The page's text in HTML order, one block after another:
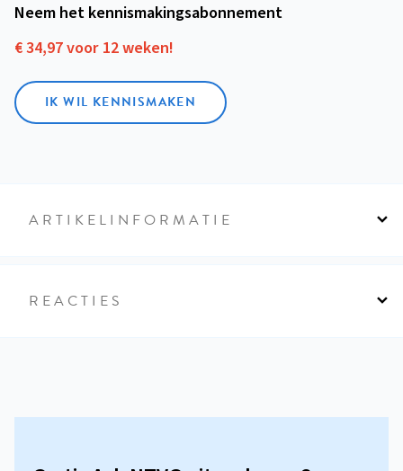
Neem het kennismakings­abonnement
€ 34,97 voor 12 weken!
IK WIL KENNISMAKEN
ARTIKELINFORMATIE
REACTIES